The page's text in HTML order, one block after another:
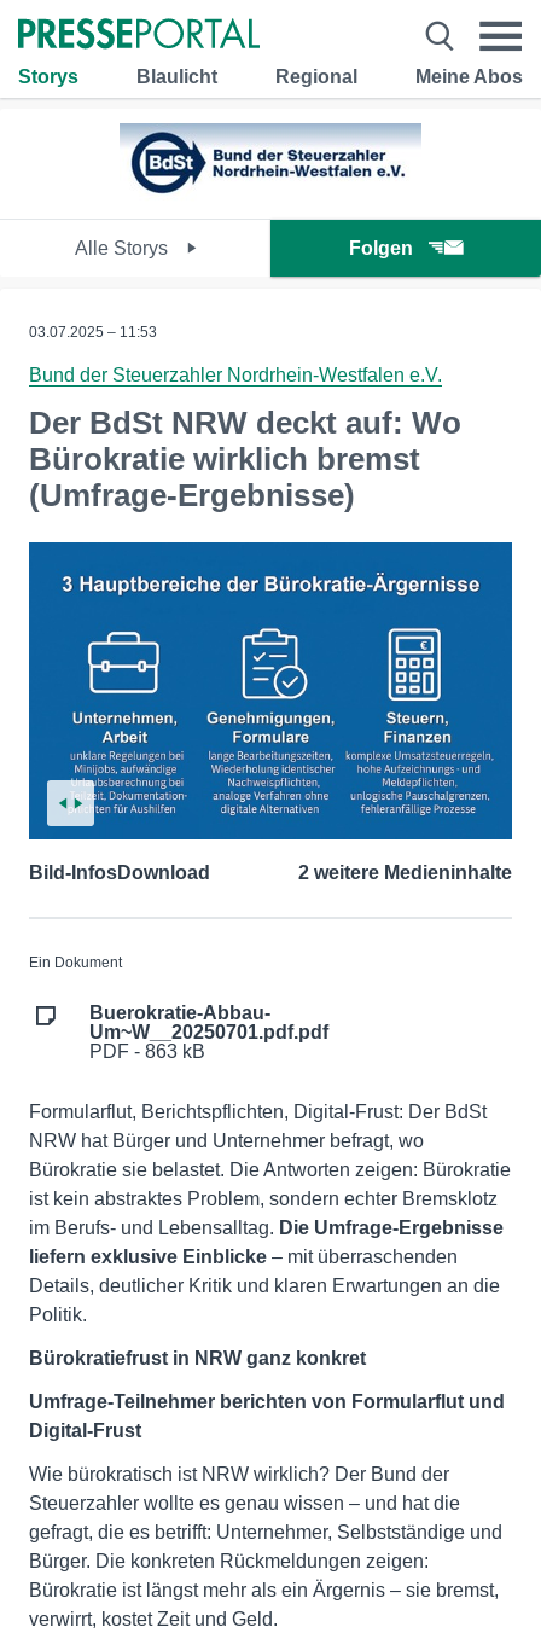
Storys Blaulicht Regional Meine Abos
Alle Storys Folgen
03.07.2025 – 11:53
Bund der Steuerzahler Nordrhein-Westfalen e.V.
Der BdSt NRW deckt auf: Wo
Bürokratie wirklich bremst
(Umfrage-Ergebnisse)
Bild-InfosDownload 2 weitere Medieninhalte
Ein Dokument
Buerokratie-Abbau-
Um~W__20250701.pdf.pdf
PDF - 863 kB
Formularflut, Berichtspflichten, Digital-Frust: Der BdSt
NRW hat Bürger und Unternehmer befragt, wo
Bürokratie sie belastet. Die Antworten zeigen: Bürokratie
ist kein abstraktes Problem, sondern echter Bremsklotz
im Berufs- und Lebensalltag. Die Umfrage-Ergebnisse
liefern exklusive Einblicke – mit überraschenden
Details, deutlicher Kritik und klaren Erwartungen an die
Politik.
Bürokratiefrust in NRW ganz konkret
Umfrage-Teilnehmer berichten von Formularflut und
Digital-Frust
Wie bürokratisch ist NRW wirklich? Der Bund der
Steuerzahler wollte es genau wissen – und hat die
gefragt, die es betrifft: Unternehmer, Selbstständige und
Bürger. Die konkreten Rückmeldungen zeigen:
Bürokratie ist längst mehr als ein Ärgernis – sie bremst,
verwirrt, kostet Zeit und Geld.